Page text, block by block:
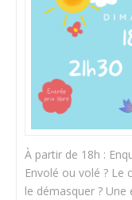
À partir de 18h :
Envolé ou volé ?
le démasquer ?